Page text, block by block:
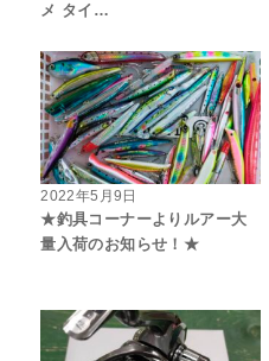
メ タイ…
2022年5月9日
★釣具コーナーよりルアー大
量入荷のお知らせ！★